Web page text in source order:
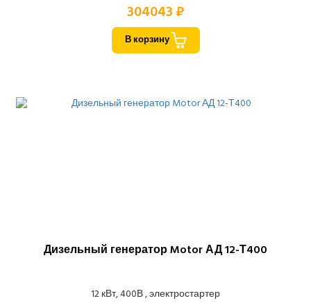
304043 ₽
В корзину
Дизельный генератор Motor АД 12-Т400
12 кВт, 400В , электростартер